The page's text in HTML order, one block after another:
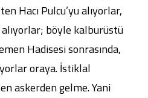
Hacı Pulcu’yu alıyorlar,
alıyorlar; böyle kalburüstü
Hadisesi sonrasında,
oraya. İstiklal
askerden gelme. Yani